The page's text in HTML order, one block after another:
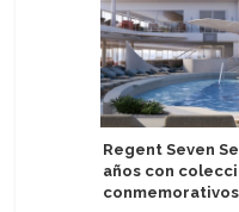
Regent Seven
años con
conmemorativos